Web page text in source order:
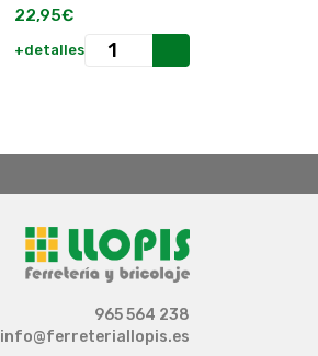
22,95€
+detalles
965 564 238
info@ferreteriallopis.es